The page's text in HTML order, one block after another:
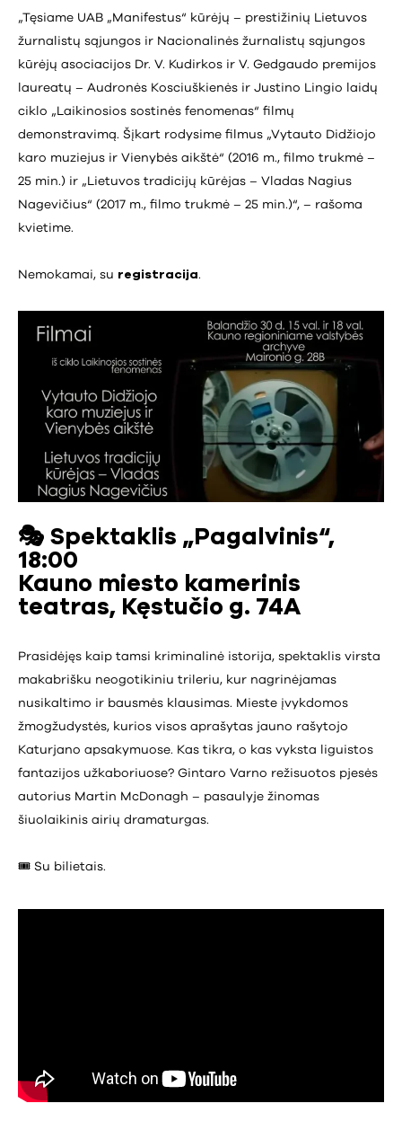
„Tęsiame UAB „Manifestus“ kūrėjų – prestižinių Lietuvos
žurnalistų sąjungos ir Nacionalinės žurnalistų sąjungos
kūrėjų asociacijos Dr. V. Kudirkos ir V. Gedgaudo premijos
laureatų – Audronės Kosciuškienės ir Justino Lingio laidų
ciklo „Laikinosios sostinės fenomenas“ filmų
demonstravimą. Šįkart rodysime filmus „Vytauto Didžiojo
karo muziejus ir Vienybės aikštė“ (2016 m., filmo trukmė –
25 min.) ir „Lietuvos tradicijų kūrėjas – Vladas Nagius
Nagevičius“ (2017 m., filmo trukmė – 25 min.)“, – rašoma
kvietime.
Nemokamai, su registracija.
🎭 Spektaklis „Pagalvinis“,
18:00
Kauno miesto kamerinis
teatras, Kęstučio g. 74A
Prasidėjęs kaip tamsi kriminalinė istorija, spektaklis virsta
makabrišku neogotikiniu trileriu, kur nagrinėjamas
nusikaltimo ir bausmės klausimas. Mieste įvykdomos
žmogžudystės, kurios visos aprašytas jauno rašytojo
Katurjano apsakymuose. Kas tikra, o kas vyksta liguistos
fantazijos užkaboriuose? Gintaro Varno režisuotos pjesės
autorius Martin McDonagh – pasaulyje žinomas
šiuolaikinis airių dramaturgas.
🎟️ Su bilietais.